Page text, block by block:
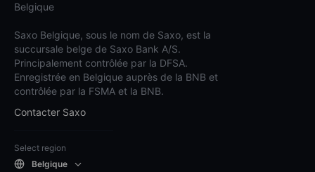
Belgique
Saxo Belgique, sous le nom de Saxo, est la
succursale belge de Saxo Bank A/S.
Principalement contrôlée par la DFSA.
Enregistrée en Belgique auprès de la BNB et
contrôlée par la FSMA et la BNB.
Contacter Saxo
Select region
Belgique